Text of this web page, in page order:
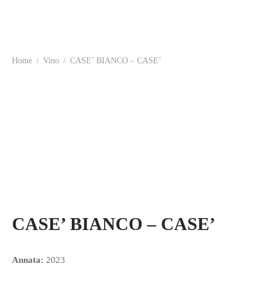
Home / Vino / CASE’ BIANCO – CASE’
CASE’ BIANCO – CASE’
Annata: 2023